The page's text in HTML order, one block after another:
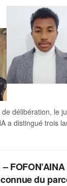
délibération, le
a distingué trois
du